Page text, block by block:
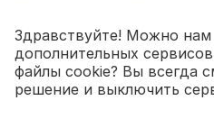
173.25 Р
Здравствуйте! Можно нам
дополнительных
файлы cookie? Вы всегда
решение и выключить